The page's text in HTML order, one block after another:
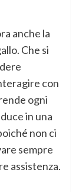
anche la
Che si
con
ogni
in una
non ci
sempre
assistenza.